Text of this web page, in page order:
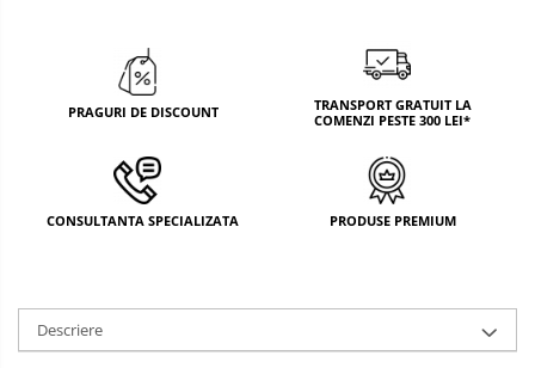
DECOR BABY SHOWER
PRAGURI DE DISCOUNT
TRANSPORT GRATUIT LA
COMENZI PESTE 300 LEI*
CONSULTANTA SPECIALIZATA PRODUSE PREMIUM
Descriere